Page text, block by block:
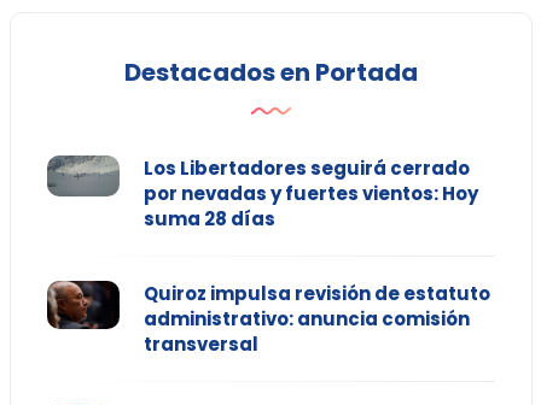
Destacados en Portada
Los Libertadores seguirá cerrado
por nevadas y fuertes vientos: Hoy
suma 28 días
Quiroz impulsa revisión de estatuto
administrativo: anuncia comisión
transversal